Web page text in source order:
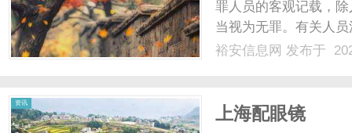
罪人员的客观记载，
当视为无罪。有关人
或者人民检察院作出
裕安信息网 发布于
资讯
上海配眼镜